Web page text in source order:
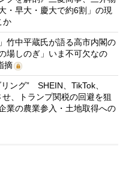
・早大・慶大で約6割」の現
か
竹中平蔵氏が語る高市内閣の
しのぎ」いま不可欠なの
摘
ング” SHEIN、TikTok、
、トランプ関税の回避を狙
業の農業参入・土地取得への